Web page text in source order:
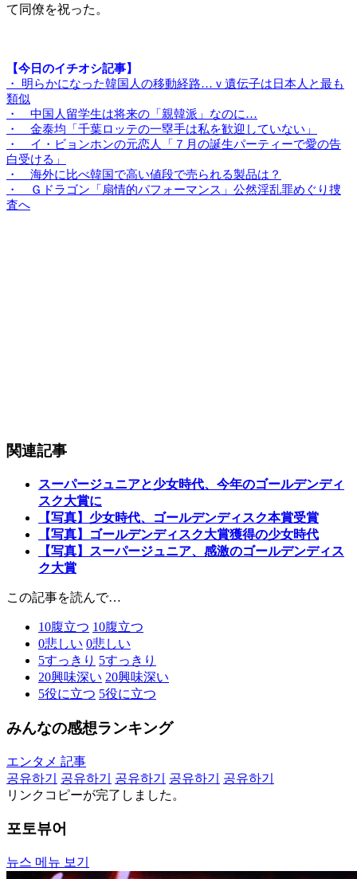
て同僚を祝った。
【今日のイチオシ記事】
・ 明らかになった韓国人の移動経路…ｖ遺伝子は日本人と最も
類似
・ 中国人留学生は将来の「親韓派」なのに…
・ 金泰均「千葉ロッテの一塁手は私を歓迎していない」
・ イ・ビョンホンの元恋人「７月の誕生パーティーで愛の告
白受ける」
・ 海外に比べ韓国で高い値段で売られる製品は？
・ Ｇドラゴン「扇情的パフォーマンス」公然淫乱罪めぐり捜
査へ
関連記事
スーパージュニアと少女時代、今年のゴールデンディ
スク大賞に
【写真】少女時代、ゴールデンディスク本賞受賞
【写真】ゴールデンディスク大賞獲得の少女時代
【写真】スーパージュニア、感激のゴールデンディス
ク大賞
この記事を読んで…
10腹立つ 10腹立つ
0悲しい 0悲しい
5すっきり 5すっきり
20興味深い 20興味深い
5役に立つ 5役に立つ
みんなの感想ランキング
エンタメ 記事
공유하기
공유하기 공유하기 공유하기
공유하기
リンクコピーが完了しました。
포토뷰어
뉴스 메뉴 보기